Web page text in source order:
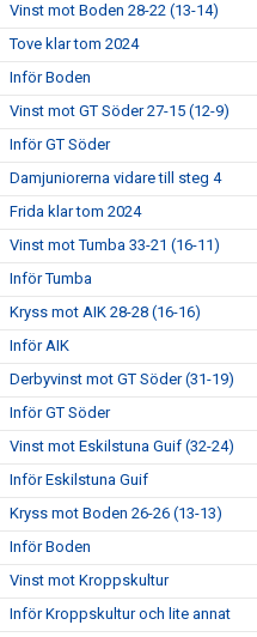
Vinst mot Boden 28-22 (13-14)
Tove klar tom 2024
Inför Boden
Vinst mot GT Söder 27-15 (12-9)
Inför GT Söder
Damjuniorerna vidare till steg 4
Frida klar tom 2024
Vinst mot Tumba 33-21 (16-11)
Inför Tumba
Kryss mot AIK 28-28 (16-16)
Inför AIK
Derbyvinst mot GT Söder (31-19)
Inför GT Söder
Vinst mot Eskilstuna Guif (32-24)
Inför Eskilstuna Guif
Kryss mot Boden 26-26 (13-13)
Inför Boden
Vinst mot Kroppskultur
Inför Kroppskultur och lite annat